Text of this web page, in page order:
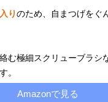
りのため、自まつげをぐ
む極細スクリューブラシ
。
Amazonで見る